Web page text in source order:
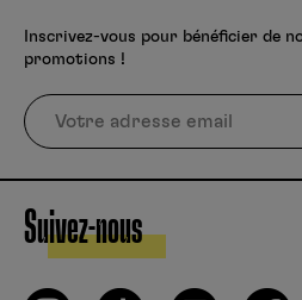
Inscrivez-vous pour bénéficier de
promotions !
Suivez-nous